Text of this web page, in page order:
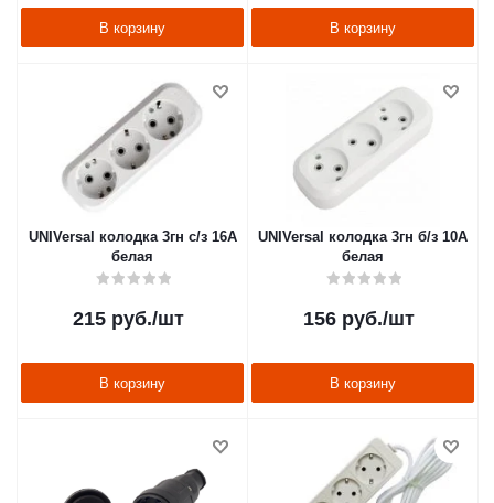
В корзину В корзину
UNIVersal колодка 3гн с/з 16А
белая
215 руб./шт
В корзину
UNIVersal колодка 3гн б/з 10А
белая
156 руб./шт
В корзину